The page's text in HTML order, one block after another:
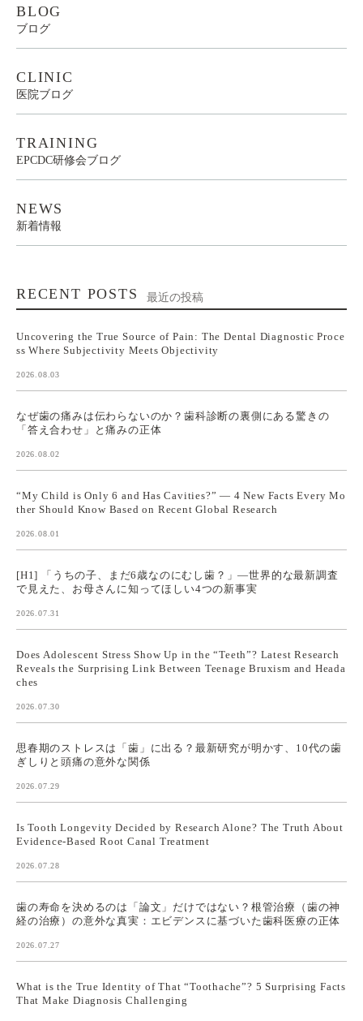
BLOG
ブログ
CLINIC
医院ブログ
TRAINING
EPCDC研修会ブログ
NEWS
新着情報
RECENT POSTS 最近の投稿
Uncovering the True Source of Pain: The Dental Diagnostic Proce
ss Where Subjectivity Meets Objectivity
2026.08.03
なぜ歯の痛みは伝わらないのか？歯科診断の裏側にある驚きの
「答え合わせ」と痛みの正体
2026.08.02
“My Child is Only 6 and Has Cavities?” — 4 New Facts Every Mo
ther Should Know Based on Recent Global Research
2026.08.01
[H1] 「うちの子、まだ6歳なのにむし歯？」—世界的な最新調査
で見えた、お母さんに知ってほしい4つの新事実
2026.07.31
Does Adolescent Stress Show Up in the “Teeth”? Latest Research
Reveals the Surprising Link Between Teenage Bruxism and Heada
ches
2026.07.30
思春期のストレスは「歯」に出る？最新研究が明かす、10代の歯
ぎしりと頭痛の意外な関係
2026.07.29
Is Tooth Longevity Decided by Research Alone? The Truth About
Evidence-Based Root Canal Treatment
2026.07.28
歯の寿命を決めるのは「論文」だけではない？根管治療（歯の神
経の治療）の意外な真実：エビデンスに基づいた歯科医療の正体
2026.07.27
What is the True Identity of That “Toothache”? 5 Surprising Facts
That Make Diagnosis Challenging